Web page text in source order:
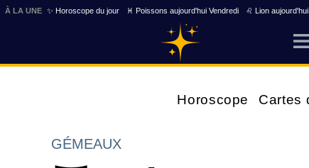
À LA UNE ✨ Horoscope du jour ♓ Poissons aujourd'hui Vendredi ♌ Lion
Horoscope Cartes
GÉMEAUX